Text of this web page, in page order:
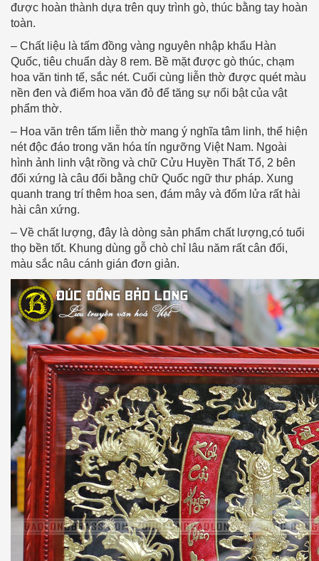
được hoàn thành dựa trên quy trình gò, thúc bằng tay hoàn
toàn.
– Chất liệu là tấm đồng vàng nguyên nhập khẩu Hàn
Quốc, tiêu chuẩn dày 8 rem. Bề mặt được gò thúc, chạm
hoa văn tinh tế, sắc nét. Cuối cùng liễn thờ được quét màu
nền đen và điểm hoa văn đỏ để tăng sự nổi bật của vật
phẩm thờ.
– Hoa văn trên tấm liễn thờ mang ý nghĩa tâm linh, thể hiện
nét độc đáo trong văn hóa tín ngưỡng Việt Nam. Ngoài
hình ảnh linh vật rồng và chữ Cửu Huyền Thất Tổ, 2 bên
đối xứng là câu đối bằng chữ Quốc ngữ thư pháp. Xung
quanh trang trí thêm hoa sen, đám mây và đốm lửa rất hài
hài cân xứng.
– Về chất lượng, đây là dòng sản phẩm chất lượng,có tuổi
thọ bền tốt. Khung dùng gỗ chò chỉ lâu năm rất cân đối,
màu sắc nâu cánh gián đơn giản.